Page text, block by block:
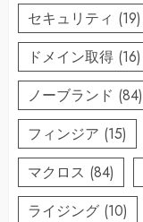
セキュリティ (19)
ドメイン取得 (16)
ノーブランド (84)
フィンジア (15)
マクロス (84)
ライジング (10)